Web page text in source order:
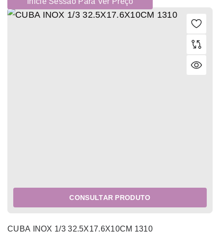
CONSULTAR PRODUTO
CUBA INOX 1/3 32.5X17.6X10CM 1310